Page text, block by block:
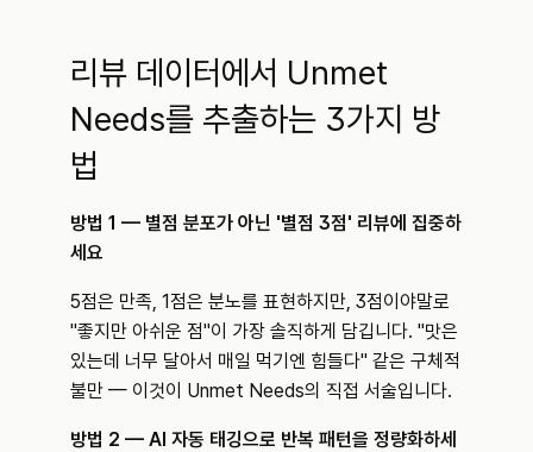
리뷰 데이터에서 Unmet
Needs를 추출하는 3가지 방
법
방법 1 — 별점 분포가 아닌 '별점 3점' 리뷰에 집중하
세요
5점은 만족, 1점은 분노를 표현하지만, 3점이야말로
"좋지만 아쉬운 점"이 가장 솔직하게 담깁니다. "맛은
있는데 너무 달아서 매일 먹기엔 힘들다" 같은 구체적
불만 — 이것이 Unmet Needs의 직접 서술입니다.
방법 2 — AI 자동 태깅으로 반복 패턴을 정량화하세